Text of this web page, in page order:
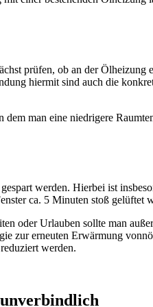
prüfen, ob an der
hiermit sind auch die
man eine niedrigere
werden. Hierbei ist
ca. 5 Minuten stoß gelüftet
Urlauben sollte man
zur erneuten Erwärmung
werden.